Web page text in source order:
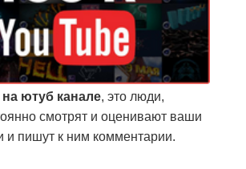
ютуб канале, это люди,
смотрят и оценивают ваши
и пишут к ним комментарии.